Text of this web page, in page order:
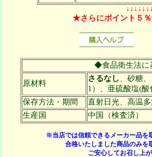
★さらにポイント５％
◆食品衛生法
原材料
さるなし 、砂糖
1）、亜硫酸塩(酸
保存方法・期間
直射日光、高温
生産国
中国（検査済）
※当店では信頼できるメーカー品を
合格いたしました商品のみを
ご安心してお召し上